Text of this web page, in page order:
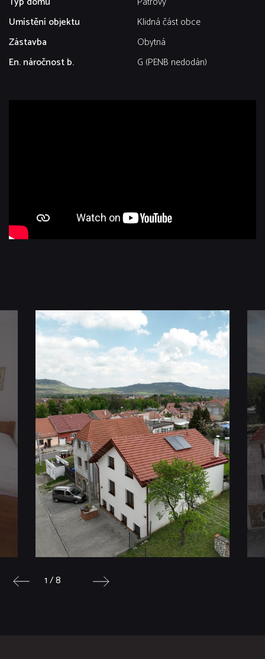
Umístění objektu
Klidná část obce
Zástavba
Obytná
En. náročnost b.
G (PENB nedodán)
1 / 8